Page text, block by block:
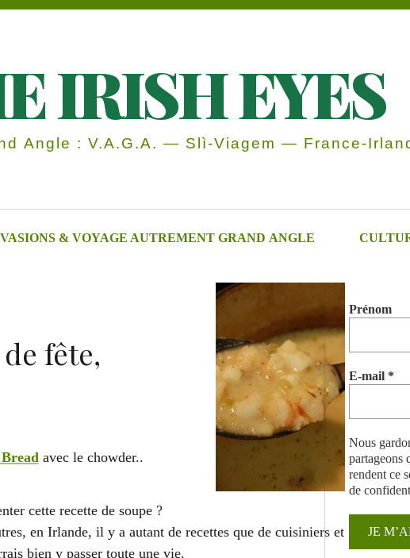
IRISH EYES
Angle : V.A.G.A. — Slì-Viagem — France-
& VOYAGE AUTREMENT GRAND ANGLE
fête,
avec le chowder..
cette recette de soupe ?
en Irlande, il y a autant de recettes que de cuisiniers et
bien y passer toute une vie.
Prénom
E-mail *
Nous
partageons
rendent ce
de